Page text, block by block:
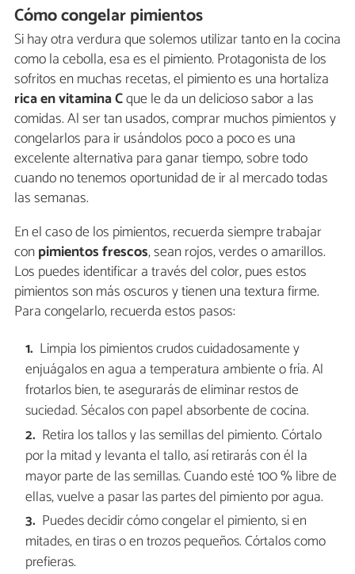
Cómo congelar pimientos
Si hay otra verdura que solemos utilizar tanto en la cocina
como la cebolla, esa es el pimiento. Protagonista de los
sofritos en muchas recetas, el pimiento es una hortaliza
rica en vitamina Cque le da un delicioso sabor a las
comidas. Al ser tan usados, comprar muchos pimientos y
congelarlos para ir usándolos poco a poco es una
excelente alternativa para ganar tiempo, sobre todo
cuando no tenemos oportunidad de ir al mercado todas
las semanas.
En el caso de los pimientos, recuerda siempre trabajar
conpimientos frescos, sean rojos, verdes o amarillos.
Los puedes identificar a través del color, pues estos
pimientos son más oscuros y tienen una textura firme.
Para congelarlo, recuerda estos pasos:
Limpia los pimientos crudos cuidadosamente y
enjuágalos en agua a temperatura ambiente o fría. Al
frotarlos bien, te asegurarás de eliminar restos de
suciedad. Sécalos con papel absorbente de cocina.
Retira los tallos y las semillas del pimiento. Córtalo
por la mitad y levanta el tallo, así retirarás con él la
mayor parte de las semillas. Cuando esté 100 % libre de
ellas, vuelve a pasar las partes del pimiento por agua.
Puedes decidir cómo congelar el pimiento, si en
mitades, en tiras o en trozos pequeños. Córtalos como
prefieras.